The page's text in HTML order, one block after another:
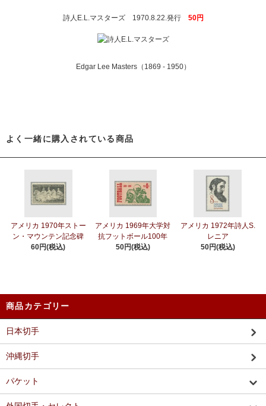
詩人E.L.マスターズ 1970.8.22.発行 50円
Edgar Lee Masters（1869 - 1950）
よく一緒に購入されている商品
アメリカ 1970年ストー
ン・マウンテン記念碑
60円(税込)
アメリカ 1969年大学対
抗フットボール100年
50円(税込)
アメリカ 1972年詩人S.
レニア
50円(税込)
商品カテゴリー
日本切手
沖縄切手
パケット